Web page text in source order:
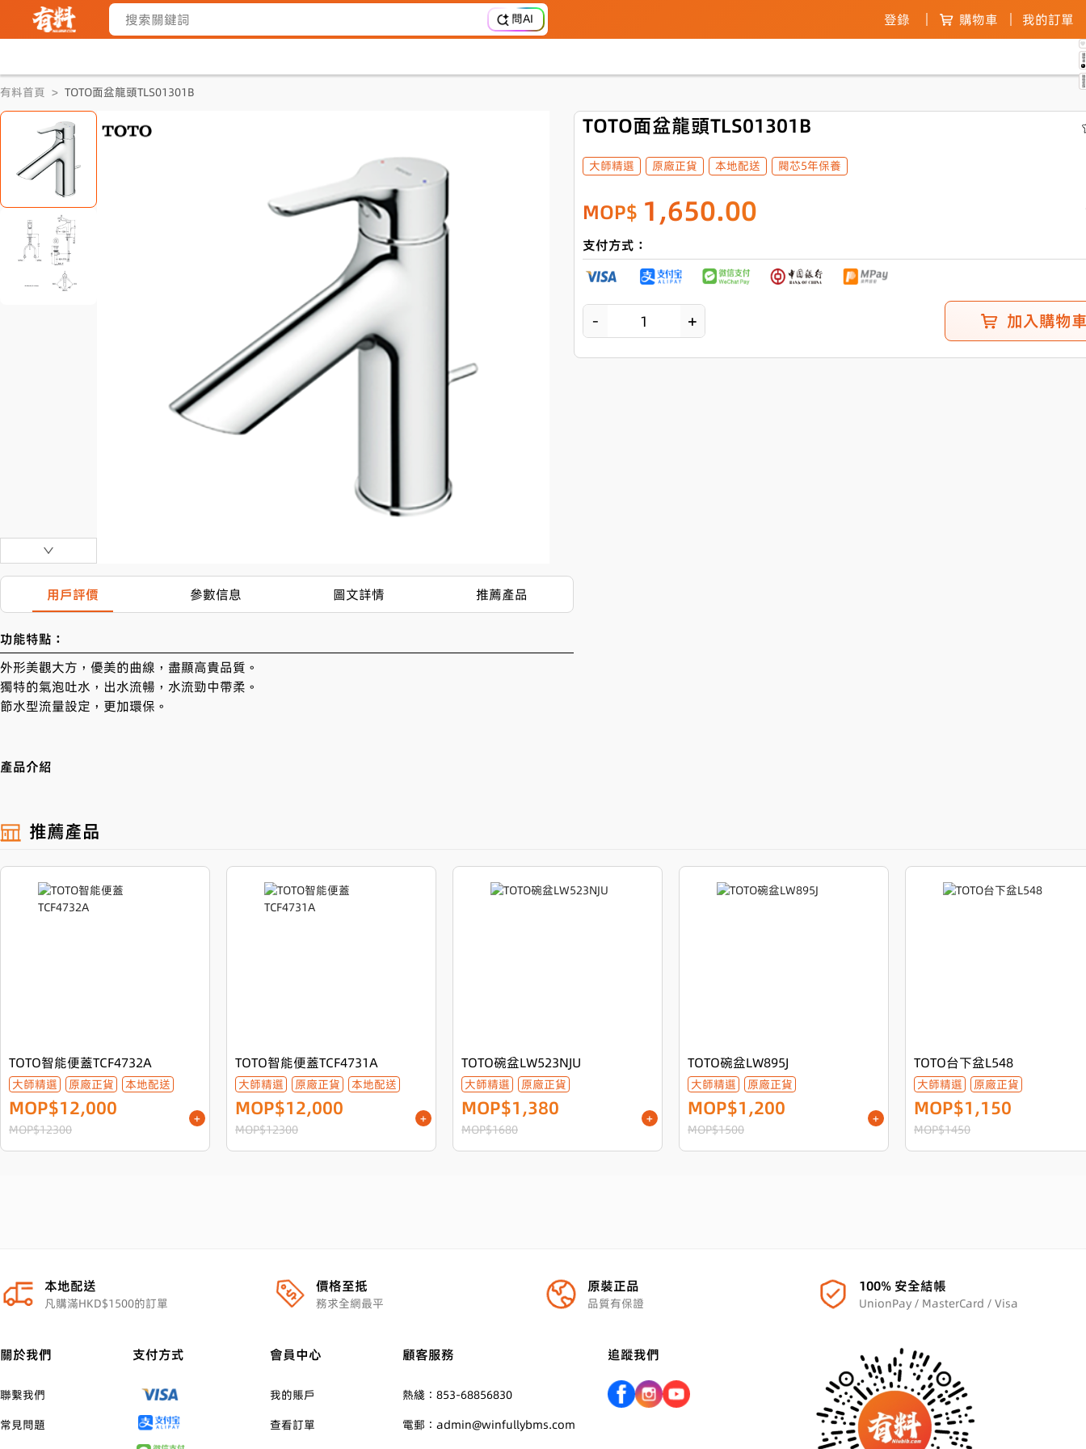
問AI 登錄 購物車 我的訂單
購物車
0
聯絡客服
有料首頁 > TOTO面盆龍頭TLS01301B
用戶評價 參數信息 圖文詳情 推薦產品
功能特點：
外形美觀大方，優美的曲線，盡顯高貴品質。
獨特的氣泡吐水，出水流暢，水流勁中帶柔。
節水型流量設定，更加環保。
產品介紹
歡迎選購TOTO品牌的高品質產品——TLS01301B面盆龍頭。這款產品不僅具有獨特的設計美學，更融入了先進的
【外形設計】
TLS01301B以其美觀大方的外形，優美的曲線設計，展現出無與倫比的高貴品質。每一個角度都流露出高雅的氣
TOTO面盆龍頭TLS01301B
大師精選 原廠正貨 本地配送 閥芯5年保養
MOP$ 1,650.00
支付方式：
－ 1 ＋ 加入購物
推薦產品
TOTO智能便蓋TCF4732A
大師精選 原廠正貨
本地配送
一年保養
MOP$12,000
MOP$12300
+
TOTO智能便蓋TCF4731A
大師精選 原廠正貨
本地配送
一年保養
MOP$12,000
MOP$12300
+
TOTO碗盆LW523NJU
大師精選 原廠正貨
MOP$1,380
MOP$1680
+
TOTO碗盆LW895J
大師精選 原廠正貨
MOP$1,200
MOP$1500
+
TOTO台下盆L548
大師精選 原廠正貨
MOP$1,150
MOP$1450
本地配送
凡購滿HKD$1500的訂單
價格至抵
務求全網最平
原裝正品
品質有保證
100% 安全結帳
UnionPay / MasterCard / Visa
關於我們
聯繫我們
常見問題
支付方式 會員中心
我的賬戶
查看訂單
顧客服務
熱綫：853-68856830
電郵：admin@winfullybms.com
追蹤我們